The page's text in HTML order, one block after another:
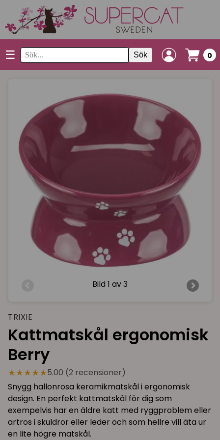
☰ Sök 0
Bild 1 av 3
TRIXIE
Kattmatskål ergonomisk
Berry
★★★★★5.00 (2 recensioner)
Snygg hallonrosa keramikmatskål i ergonomisk
design. En perfekt kattmatskål för dig som
exempelvis har en äldre katt med ryggproblem eller
artros i skuldror eller leder och som hellre vill äta ur
en lite högre matskål.